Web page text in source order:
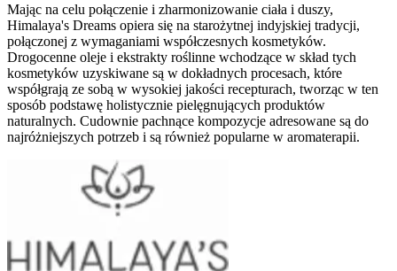
Mając na celu połączenie i zharmonizowanie ciała i duszy,
Himalaya's Dreams opiera się na starożytnej indyjskiej tradycji,
połączonej z wymaganiami współczesnych kosmetyków.
Drogocenne oleje i ekstrakty roślinne wchodzące w skład tych
kosmetyków uzyskiwane są w dokładnych procesach, które
współgrają ze sobą w wysokiej jakości recepturach, tworząc w ten
sposób podstawę holistycznie pielęgnujących produktów
naturalnych. Cudownie pachnące kompozycje adresowane są do
najróżniejszych potrzeb i są również popularne w aromaterapii.